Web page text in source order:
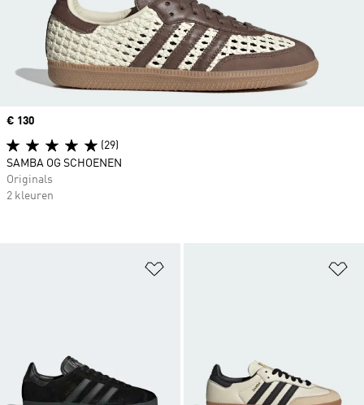
Price
€ 130
(29)
SAMBA OG SCHOENEN
Originals
2 kleuren